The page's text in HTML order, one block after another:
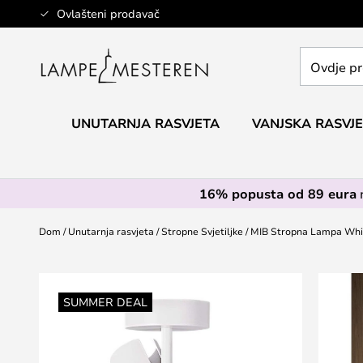
Ovlašteni prodavač
Skip
to
pretražite
trgovinu...
UNUTARNJA RASVJETA VANJSKA
16% popusta od 89 eura
Dom Unutarnja rasvjeta Stropne Svjetiljke MIB Stropna Lampa
SUMMER DEAL